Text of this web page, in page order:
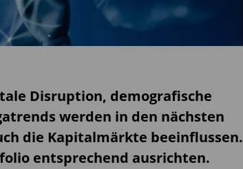
Disruption, demografische
werden in den nächsten
die Kapitalmärkte beeinflussen.
entsprechend ausrichten.